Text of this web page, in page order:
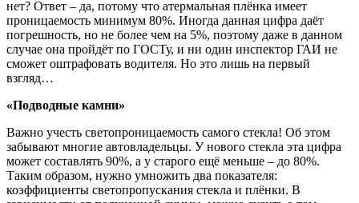
нет? Ответ – да, потому что атермальная плёнка имеет
проницаемость минимум 80%. Иногда данная цифра даёт
погрешность, но не более чем на 5%, поэтому даже в данном
случае она пройдёт по ГОСТу, и ни один инспектор ГАИ не
сможет оштрафовать водителя. Но это лишь на первый
взгляд…
«Подводные камни»
Важно учесть светопроницаемость самого стекла! Об этом
забывают многие автовладельцы. У нового стекла эта цифра
может составлять 90%, а у старого ещё меньше – до 80%.
Таким образом, нужно умножить два показателя:
коэффициенты светопропускания стекла и плёнки. В